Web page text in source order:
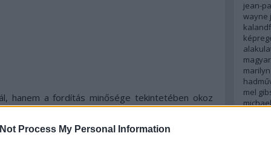
Process My Personal Information
hanem a fordítás minősége tekintetében okoz
jó pár szakkifejezést néhány jellegtelen szóval.
se külföldön, se itthon, én is csak ősrégi magyar
jean-
wayne
mel